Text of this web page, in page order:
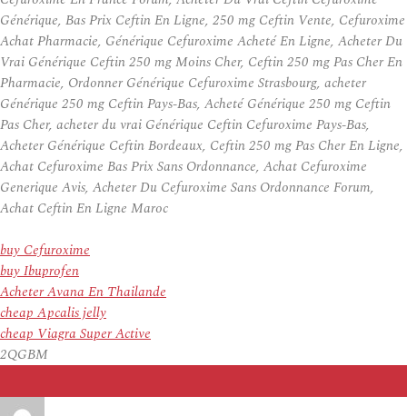
Générique, Bas Prix Ceftin En Ligne, 250 mg Ceftin Vente, Cefuroxime
Achat Pharmacie, Générique Cefuroxime Acheté En Ligne, Acheter Du
Vrai Générique Ceftin 250 mg Moins Cher, Ceftin 250 mg Pas Cher En
Pharmacie, Ordonner Générique Cefuroxime Strasbourg, acheter
Générique 250 mg Ceftin Pays-Bas, Acheté Générique 250 mg Ceftin
Pas Cher, acheter du vrai Générique Ceftin Cefuroxime Pays-Bas,
Acheter Générique Ceftin Bordeaux, Ceftin 250 mg Pas Cher En Ligne,
Achat Cefuroxime Bas Prix Sans Ordonnance, Achat Cefuroxime
Generique Avis, Acheter Du Cefuroxime Sans Ordonnance Forum,
Achat Ceftin En Ligne Maroc
buy Cefuroxime
buy Ibuprofen
Acheter Avana En Thailande
cheap Apcalis jelly
cheap Viagra Super Active
2QGBM